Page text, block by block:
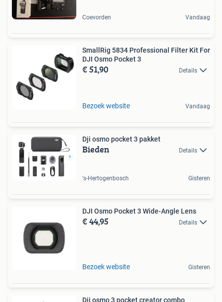
Coevorden Vandaag
SmallRig 5834 Professional Filter Kit For
DJI Osmo Pocket 3
€ 51,90 Details
Bezoek website Vandaag
Dji osmo pocket 3 pakket
Bieden Details
's-Hertogenbosch Gisteren
DJI Osmo Pocket 3 Wide-Angle Lens
€ 44,95 Details
Bezoek website Gisteren
Dji osmo 3 pocket creator combo